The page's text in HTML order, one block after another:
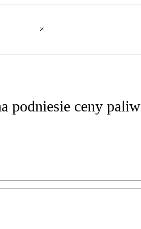
podniesie ceny paliw